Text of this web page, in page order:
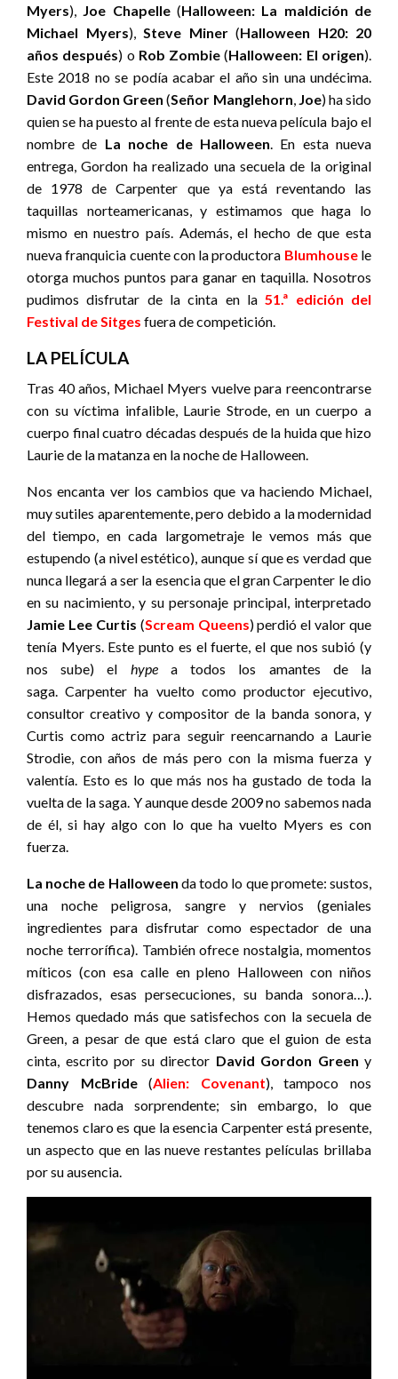
Myers), Joe Chapelle(Halloween: La maldición de
Michael Myers), Steve Miner (Halloween H20: 20
años después) o Rob Zombie(Halloween: El origen).
Este 2018 no se podía acabar el año sin una undécima.
David Gordon Green(Señor Manglehorn, Joe) ha sido
quien se ha puesto al frente de esta nueva película bajo el
nombre de La noche de Halloween. En esta nueva
entrega, Gordon ha realizado una secuela de la original
de 1978 de Carpenter que ya está reventando las
taquillas norteamericanas, y estimamos que haga lo
mismo en nuestro país. Además, el hecho de que esta
nueva franquicia cuente con la productora Blumhouse le
otorga muchos puntos para ganar en taquilla. Nosotros
pudimos disfrutar de la cinta en la51.ª edición del
Festival de Sitges fuera de competición.
LA PELÍCULA
Tras 40 años, Michael Myers vuelve para reencontrarse
con su víctima infalible, Laurie Strode, en un cuerpo a
cuerpo final cuatro décadas después de la huida que hizo
Laurie de la matanza en la noche de Halloween.
Nos encanta ver los cambios que va haciendo Michael,
muy sutiles aparentemente, pero debido a la modernidad
del tiempo, en cada largometraje le vemos más que
estupendo (a nivel estético), aunque sí que es verdad que
nunca llegará a ser la esencia que el gran Carpenter le dio
en su nacimiento, y su personaje principal, interpretado
Jamie Lee Curtis (Scream Queens) perdió el valor que
tenía Myers. Este punto es el fuerte, el que nos subió (y
nos sube) el hype a todos los amantes de la
saga. Carpenter ha vuelto como productor ejecutivo,
consultor creativo y compositor de la banda sonora, y
Curtis como actriz para seguir reencarnando a Laurie
Strodie, con años de más pero con la misma fuerza y
valentía. Esto es lo que más nos ha gustado de toda la
vuelta de la saga. Y aunque desde 2009 no sabemos nada
de él, si hay algo con lo que ha vuelto Myers es con
fuerza.
La noche de Halloween da todo lo que promete: sustos,
una noche peligrosa, sangre y nervios (geniales
ingredientes para disfrutar como espectador de una
noche terrorífica). También ofrece nostalgia, momentos
míticos (con esa calle en pleno Halloween con niños
disfrazados, esas persecuciones, su banda sonora…).
Hemos quedado más que satisfechos con la secuela de
Green, a pesar de que está claro que el guion de esta
cinta, escrito por su director David Gordon Green y
Danny McBride(Alien: Covenant), tampoco nos
descubre nada sorprendente; sin embargo, lo que
tenemos claro es que la esencia Carpenter está presente,
un aspecto que en las nueve restantes películas brillaba
por su ausencia.